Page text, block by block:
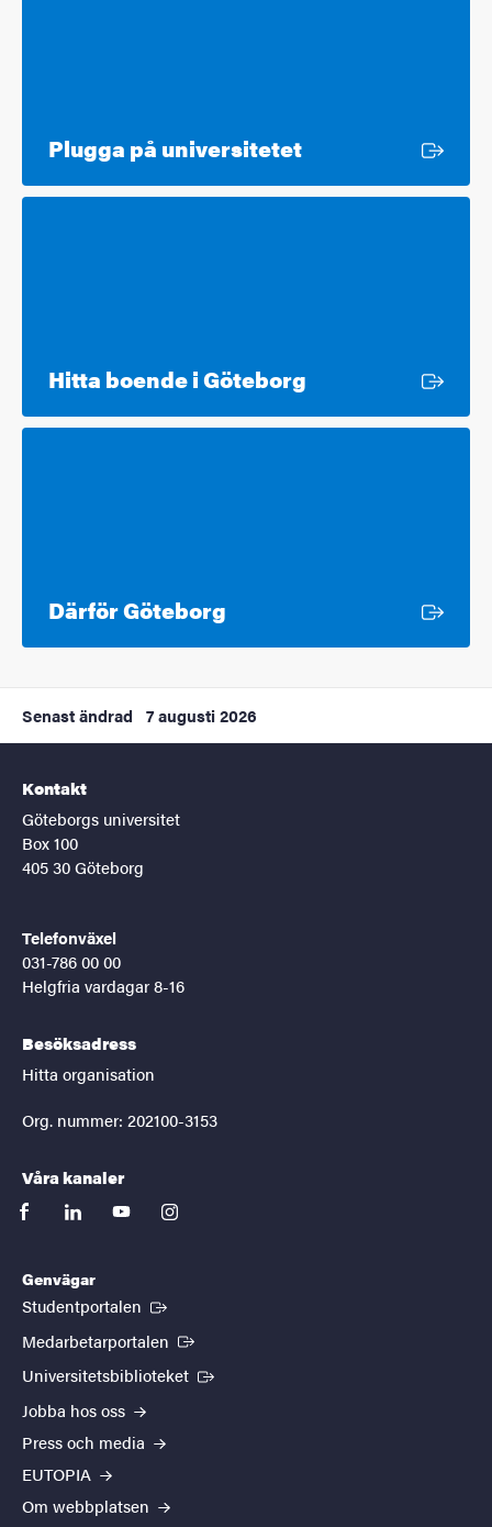
Plugga på universitetetExtern länk
Hitta boende i Göteborg Extern länk
Därför Göteborg
Senast ändrad 7 augusti 2026
Kontakt
Göteborgs universitet
Box 100
405 30 Göteborg
Telefonväxel
031-786 00 00
Helgfria vardagar 8-16
Besöksadress
Hitta organisation
Org. nummer: 202100-3153
Våra kanaler
facebooklinkedinyoutubeinstagram
Genvägar
Studentportalen (Extern länk)
Medarbetarportalen (Extern länk)
Universitetsbiblioteket (Extern länk)
Jobba hos oss
Press och media
EUTOPIA
Om webbplatsen